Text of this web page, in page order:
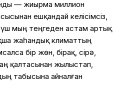
— жиырма миллион
ешқандай келісімсіз,
үш мың теңгеден астам артық
жаһандық климаттың
бір жөн, бірақ, сірә,
қалтасынан жылыстап,
табысына айналған